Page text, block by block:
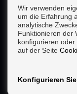
Copyright
Wir verwenden
um die Erfahrung
analytische
Funktionieren der
konfigurieren
auf der Seite
Konfigurieren Sie